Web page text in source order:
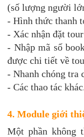
(số lượng người
- Hình thức thanh
- Xác nhận đặt
- Nhập mã số
được chi tiết về
- Nhanh chóng tra
- Các thao tác
4. Module giới
Một phần không